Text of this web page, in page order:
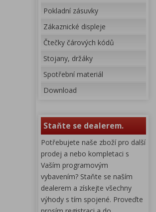
Pokladní zásuvky
Zákaznické displeje
Čtečky čárových kódů
Stojany, držáky
Spotřební materiál
Download
Staňte se dealerem.
Potřebujete naše zboží pro další
prodej a nebo kompletaci s
Vaším programovým
vybavením? Staňte se naším
dealerem a získejte všechny
výhody s tím spojené. Proveďte